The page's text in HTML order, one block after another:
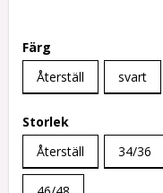
Färg
Återställ
svart
Storlek
Återställ
34/36